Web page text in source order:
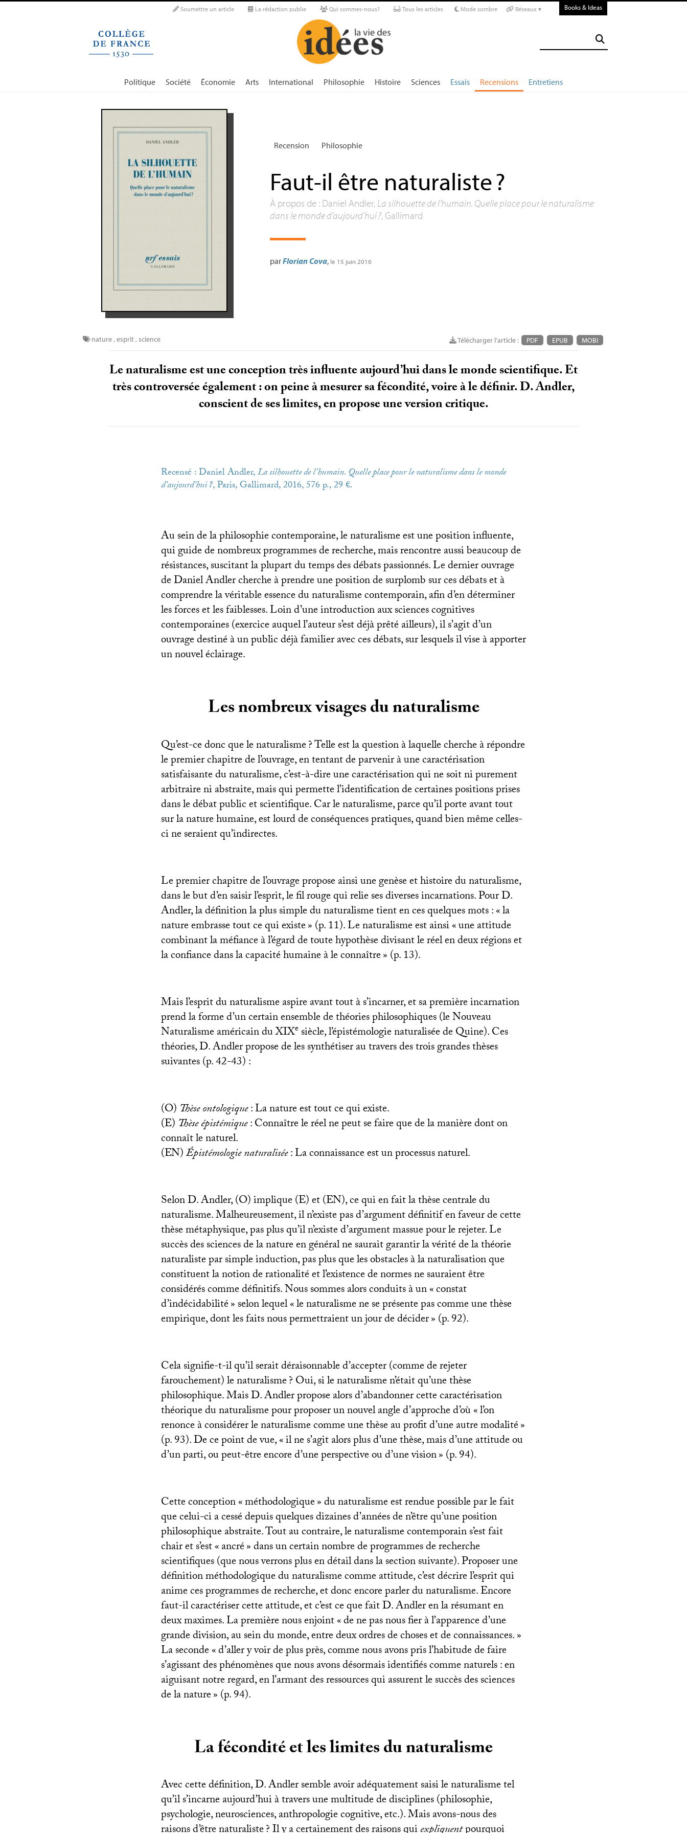
Soumettre un article La rédaction publie Qui sommes-nous? Tous les articles Mode sombre Réseaux ▾ Books & Ideas
Politique Société Économie Arts International Philosophie Histoire Sciences Essais Recensions Entretiens
Recension Philosophie
Faut-il être naturaliste?
À propos de : Daniel Andler, La silhouette de l’humain. Quelle place pour le naturalisme
dans le monde d’aujourd’hui?, Gallimard
parFlorian Cova, le 15 juin 2016
Télécharger l'article : PDF EPUB MOBI
nature,esprit,science
Le naturalisme est une conception très influente aujourd’hui dans le monde scientifique. Et
très controversée également : on peine à mesurer sa fécondité, voire à le définir. D. Andler,
conscient de ses limites, en propose une version critique.
Recensé : Daniel Andler,La silhouette de l’humain. Quelle place pour le naturalisme dans le monde
d’aujourd’hui?, Paris, Gallimard, 2016, 576 p., 29 €.
Au sein de la philosophie contemporaine, le naturalisme est une position influente,
qui guide de nombreux programmes de recherche, mais rencontre aussi beaucoup de
résistances, suscitant la plupart du temps des débats passionnés. Le dernier ouvrage
de Daniel Andler cherche à prendre une position de surplomb sur ces débats et à
comprendre la véritable essence du naturalisme contemporain, afin d’en déterminer
les forces et les faiblesses. Loin d’une introduction aux sciences cognitives
contemporaines (exercice auquel l’auteur s’est déjà prêté ailleurs), il s’agit d’un
ouvrage destiné à un public déjà familier avec ces débats, sur lesquels il vise à apporter
un nouvel éclairage.
Les nombreux visages du naturalisme
Qu’est-ce donc que le naturalisme? Telle est la question à laquelle cherche à répondre
le premier chapitre de l’ouvrage, en tentant de parvenir à une caractérisation
satisfaisante du naturalisme, c’est-à-dire une caractérisation qui ne soit ni purement
arbitraire ni abstraite, mais qui permette l’identification de certaines positions prises
dans le débat public et scientifique. Car le naturalisme, parce qu’il porte avant tout
sur la nature humaine, est lourd de conséquences pratiques, quand bien même celles-
ci ne seraient qu’indirectes.
Le premier chapitre de l’ouvrage propose ainsi une genèse et histoire du naturalisme,
dans le but d’en saisir l’esprit, le fil rouge qui relie ses diverses incarnations. Pour D.
Andler, la définition la plus simple du naturalisme tient en ces quelques mots : «la
nature embrasse tout ce qui existe» (p. 11). Le naturalisme est ainsi «une attitude
combinant la méfiance à l’égard de toute hypothèse divisant le réel en deux régions et
la confiance dans la capacité humaine à le connaître» (p. 13).
Mais l’esprit du naturalisme aspire avant tout à s’incarner, et sa première incarnation
prend la forme d’un certain ensemble de théories philosophiques (le Nouveau
Naturalisme américain duXIXe siècle, l’épistémologie naturalisée de Quine). Ces
théories, D. Andler propose de les synthétiser au travers des trois grandes thèses
suivantes (p. 42-43) :
(O) Thèse ontologique: La nature est tout ce qui existe.
(E) Thèse épistémique: Connaître le réel ne peut se faire que de la manière dont on
connaît le naturel.
(EN)Épistémologie naturalisée: La connaissance est un processus naturel.
Selon D. Andler, (O) implique (E) et (EN), ce qui en fait la thèse centrale du
naturalisme. Malheureusement, il n’existe pas d’argument définitif en faveur de cette
thèse métaphysique, pas plus qu’il n’existe d’argument massue pour le rejeter. Le
succès des sciences de la nature en général ne saurait garantir la vérité de la théorie
naturaliste par simple induction, pas plus que les obstacles à la naturalisation que
constituent la notion de rationalité et l’existence de normes ne sauraient être
considérés comme définitifs. Nous sommes alors conduits à un «constat
d’indécidabilité» selon lequel «le naturalisme ne se présente pas comme une thèse
empirique, dont les faits nous permettraient un jour de décider» (p. 92).
Cela signifie-t-il qu’il serait déraisonnable d’accepter (comme de rejeter
farouchement) le naturalisme? Oui, si le naturalisme n’était qu’une thèse
philosophique. Mais D. Andler propose alors d’abandonner cette caractérisation
théorique du naturalisme pour proposer un nouvel angle d’approche d’où «l’on
renonce à considérer le naturalisme comme une thèse au profit d’une autre modalité»
(p. 93). De ce point de vue, «il ne s’agit alors plus d’une thèse, mais d’une attitude ou
d’un parti, ou peut-être encore d’une perspective ou d’une vision» (p. 94).
Cette conception «méthodologique» du naturalisme est rendue possible par le fait
que celui-ci a cessé depuis quelques dizaines d’années de n’être qu’une position
philosophique abstraite. Tout au contraire, le naturalisme contemporain s’est fait
chair et s’est «ancré» dans un certain nombre de programmes de recherche
scientifiques (que nous verrons plus en détail dans la section suivante). Proposer une
définition méthodologique du naturalisme comme attitude, c’est décrire l’esprit qui
anime ces programmes de recherche, et donc encore parler du naturalisme. Encore
faut-il caractériser cette attitude, et c’est ce que fait D. Andler en la résumant en
deux maximes. La première nous enjoint «de ne pas nous fier à l’apparence d’une
grande division, au sein du monde, entre deux ordres de choses et de connaissances.»
La seconde «d’aller y voir de plus près, comme nous avons pris l’habitude de faire
s’agissant des phénomènes que nous avons désormais identifiés comme naturels : en
aiguisant notre regard, en l’armant des ressources qui assurent le succès des sciences
de la nature» (p. 94).
La fécondité et les limites du naturalisme
Avec cette définition, D. Andler semble avoir adéquatement saisi le naturalisme tel
qu’il s’incarne aujourd’hui à travers une multitude de disciplines (philosophie,
psychologie, neurosciences, anthropologie cognitive, etc.). Mais avons-nous des